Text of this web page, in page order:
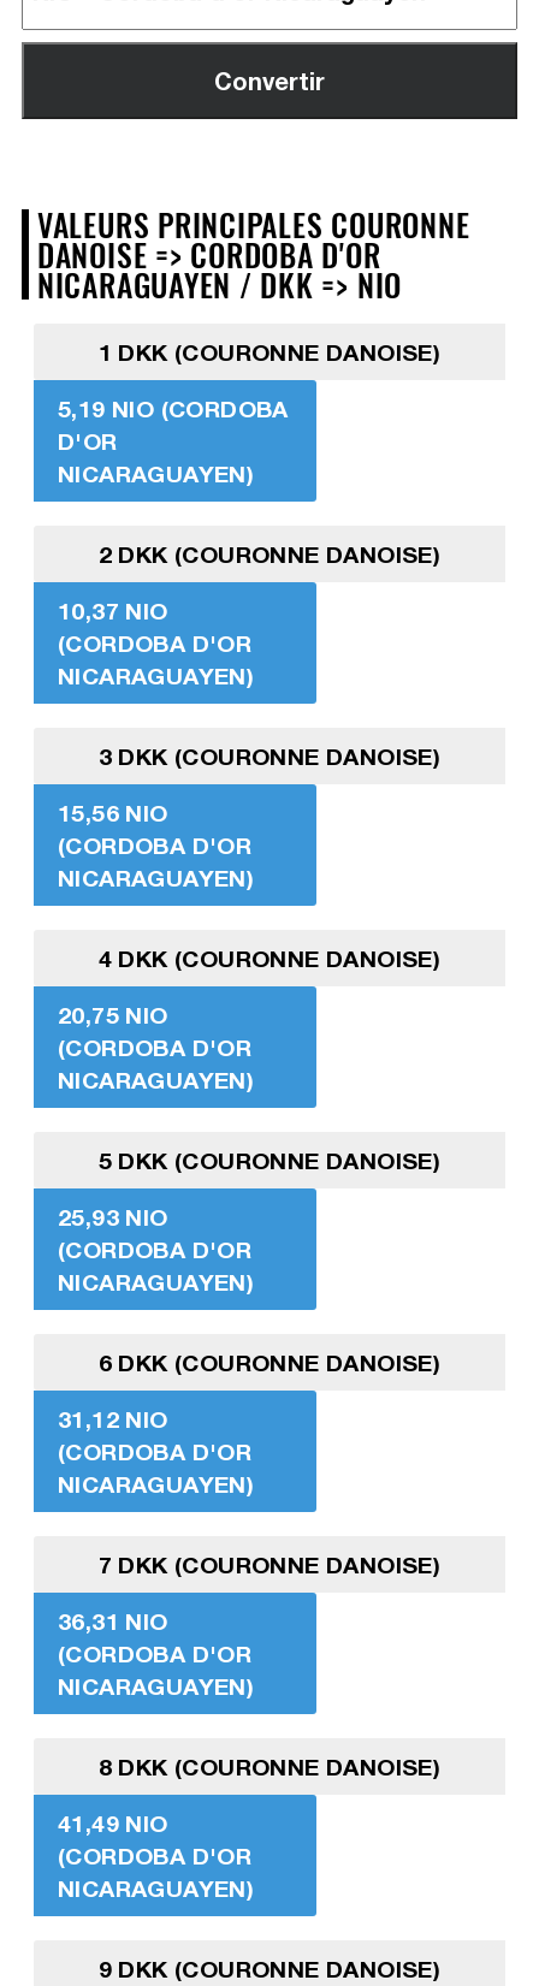
VALEURS PRINCIPALES COURONNE
DANOISE => CORDOBA D'OR
NICARAGUAYEN / DKK => NIO
1 DKK (COURONNE DANOISE)
5,19 NIO (CORDOBA
D'OR
NICARAGUAYEN)
2 DKK (COURONNE DANOISE)
10,37 NIO
(CORDOBA D'OR
NICARAGUAYEN)
3 DKK (COURONNE DANOISE)
15,56 NIO
(CORDOBA D'OR
NICARAGUAYEN)
4 DKK (COURONNE DANOISE)
20,75 NIO
(CORDOBA D'OR
NICARAGUAYEN)
5 DKK (COURONNE DANOISE)
25,93 NIO
(CORDOBA D'OR
NICARAGUAYEN)
6 DKK (COURONNE DANOISE)
31,12 NIO
(CORDOBA D'OR
NICARAGUAYEN)
7 DKK (COURONNE DANOISE)
36,31 NIO
(CORDOBA D'OR
NICARAGUAYEN)
8 DKK (COURONNE DANOISE)
41,49 NIO
(CORDOBA D'OR
NICARAGUAYEN)
9 DKK (COURONNE DANOISE)